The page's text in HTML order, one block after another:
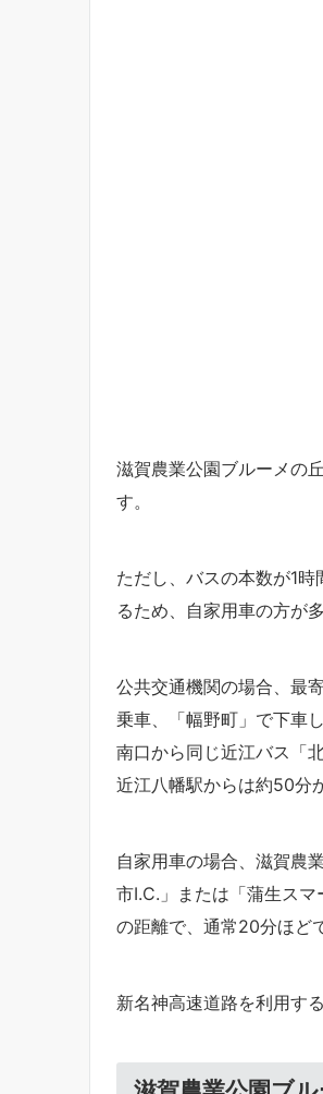
滋賀農業公園ブルーメの
す。
ただし、バスの本数が1
るため、自家用車の方が
公共交通機関の場合、最
乗車、「幅野町」で下車
南口から同じ近江バス「
近江八幡駅からは約50分
自家用車の場合、滋賀農
市I.C.」または「蒲生ス
の距離で、通常20分ほど
新名神高速道路を利用す